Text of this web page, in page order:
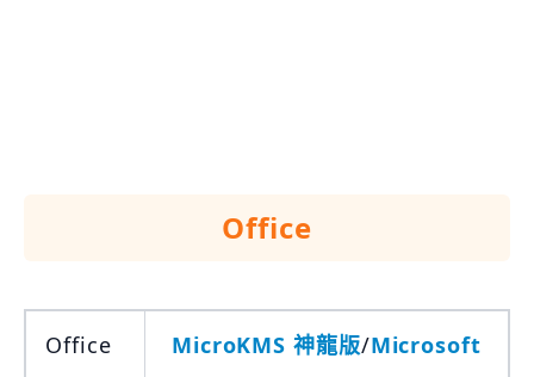
Office
Office
MicroKMS 神龍版/Microsoft